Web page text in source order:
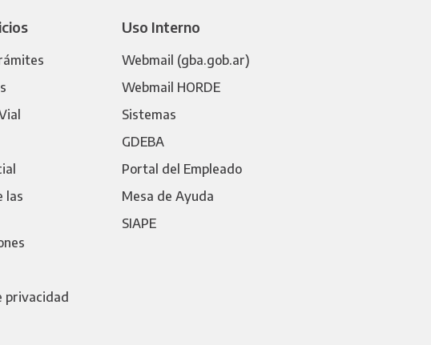
las
privacidad
Uso Interno
Webmail (gba.gob.ar)
Webmail HORDE
Sistemas
GDEBA
Portal del Empleado
Mesa de Ayuda
SIAPE